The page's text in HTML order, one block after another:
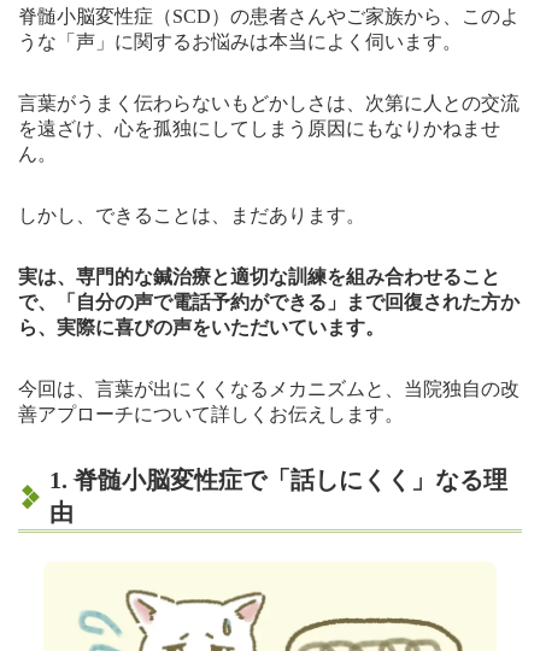
脊髄小脳変性症（SCD）の患者さんやご家族から、このよ
うな「声」に関するお悩みは本当によく伺います。
言葉がうまく伝わらないもどかしさは、次第に人との交流
を遠ざけ、心を孤独にしてしまう原因にもなりかねませ
ん。
しかし、できることは、まだあります。
実は、専門的な鍼治療と適切な訓練を組み合わせること
で、「自分の声で電話予約ができる」まで回復された方か
ら、実際に喜びの声をいただいています。
今回は、言葉が出にくくなるメカニズムと、当院独自の改
善アプローチについて詳しくお伝えします。
1. 脊髄小脳変性症で「話しにくく」なる理
由